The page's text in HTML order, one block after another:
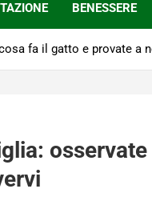
BENESSERE
fa il gatto e provate a